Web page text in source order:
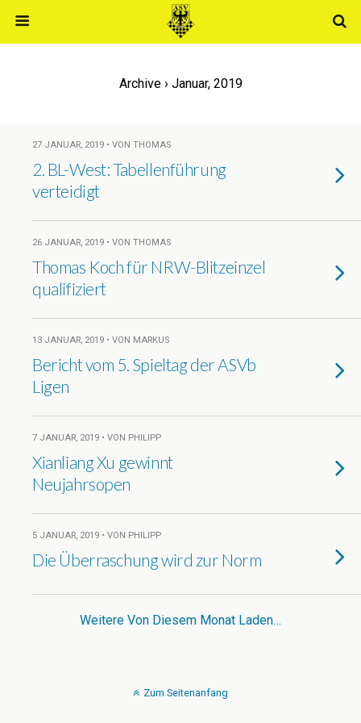
Archive › Januar, 2019
27 JANUAR, 2019 • VON THOMAS
2. BL-West: Tabellenführung
verteidigt
26 JANUAR, 2019 • VON THOMAS
Thomas Koch für NRW-Blitzeinzel
qualifiziert
13 JANUAR, 2019 • VON MARKUS
Bericht vom 5. Spieltag der ASVb
Ligen
7 JANUAR, 2019 • VON PHILIPP
Xianliang Xu gewinnt
Neujahrsopen
5 JANUAR, 2019 • VON PHILIPP
Die Überraschung wird zur Norm
Weitere Von Diesem Monat Laden…
Zum Seitenanfang